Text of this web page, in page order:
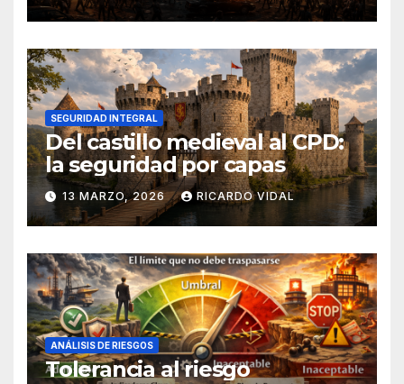
SEGURIDAD INTEGRAL
Del castillo medieval al CPD:
la seguridad por capas
13 MARZO, 2026 RICARDO VIDAL
ANÁLISIS DE RIESGOS
Tolerancia al riesgo